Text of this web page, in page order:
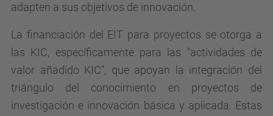
adapten a sus objetivos de innovación.
La financiación del EIT para proyectos se otorga a
las KIC, específicamente para las "actividades de
valor añadido KIC", que apoyan la integración del
triángulo del conocimiento en proyectos de
investigación e innovación básica y aplicada. Estas